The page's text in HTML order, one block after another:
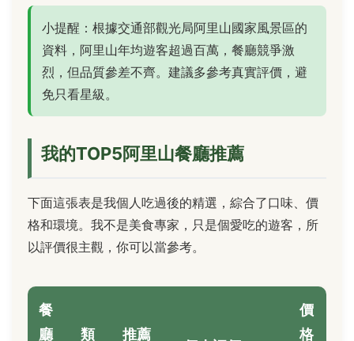
小提醒：根據交通部觀光局阿里山國家風景區的
資料，阿里山年均遊客超過百萬，餐廳競爭激
烈，但品質參差不齊。建議多參考真實評價，避
免只看星級。
我的TOP5阿里山餐廳推薦
下面這張表是我個人吃過後的精選，綜合了口味、價
格和環境。我不是美食專家，只是個愛吃的遊客，所
以評價很主觀，你可以當參考。
餐
廳
類
推薦
價
格